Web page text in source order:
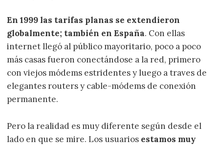
En 1999 las tarifas planas se extendieron
globalmente; también en España. Con ellas
internet llegó al público mayoritario, poco a poco
más casas fueron conectándose a la red, primero
con viejos módems estridentes y luego a traves de
elegantes routers y cable-módems de conexión
permanente.
Pero la realidad es muy diferente según desde el
lado en que se mire. Los usuarios estamos muy